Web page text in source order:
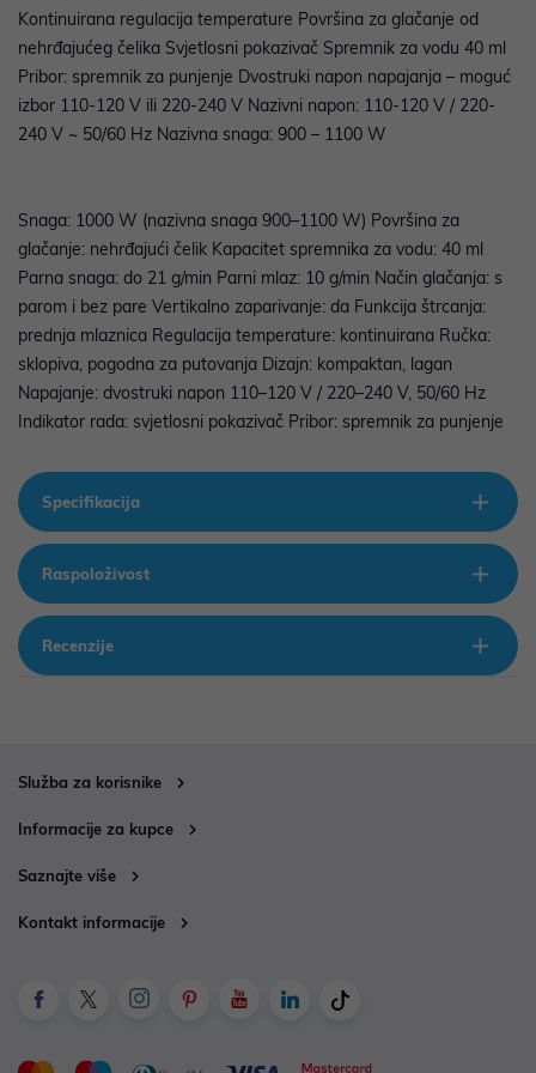
Kontinuirana regulacija temperature Površina za glačanje od
nehrđajućeg čelika Svjetlosni pokazivač Spremnik za vodu 40 ml
Pribor: spremnik za punjenje Dvostruki napon napajanja – moguć
izbor 110-120 V ili 220-240 V Nazivni napon: 110-120 V / 220-
240 V ~ 50/60 Hz Nazivna snaga: 900 – 1100 W
Snaga: 1000 W (nazivna snaga 900–1100 W) Površina za
glačanje: nehrđajući čelik Kapacitet spremnika za vodu: 40 ml
Parna snaga: do 21 g/min Parni mlaz: 10 g/min Način glačanja: s
parom i bez pare Vertikalno zaparivanje: da Funkcija štrcanja:
prednja mlaznica Regulacija temperature: kontinuirana Ručka:
sklopiva, pogodna za putovanja Dizajn: kompaktan, lagan
Napajanje: dvostruki napon 110–120 V / 220–240 V, 50/60 Hz
Indikator rada: svjetlosni pokazivač Pribor: spremnik za punjenje
Specifikacija
Raspoloživost
Recenzije
Služba za korisnike
Informacije za kupce
Saznajte više
Kontakt informacije